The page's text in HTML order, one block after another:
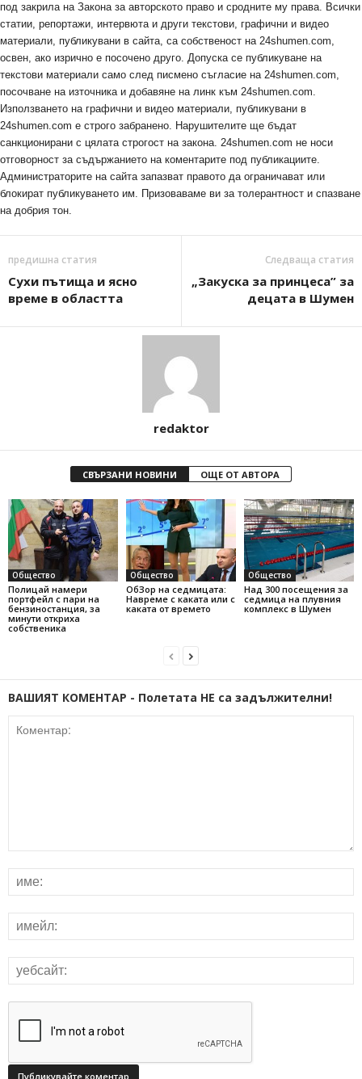
под закрила на Закона за авторското право и сродните му права. Всички
статии, репортажи, интервюта и други текстови, графични и видео
материали, публикувани в сайта, са собственост на 24shumen.com,
освен, ако изрично е посочено друго. Допуска се публикуване на
текстови материали само след писмено съгласие на 24shumen.com,
посочване на източника и добавяне на линк към 24shumen.com.
Използването на графични и видео материали, публикувани в
24shumen.com е строго забранено. Нарушителите ще бъдат
санкционирани с цялата строгост на закона. 24shumen.com не носи
отговорност за съдържанието на коментарите под публикациите.
Администраторите на сайта запазват правото да ограничават или
блокират публикуването им. Призоваваме ви за толерантност и спазване
на добрия тон.
предишна статия
Сухи пътища и ясно
време в областта
Следваща статия
„Закуска за принцеса” за
децата в Шумен
redaktor
СВЪРЗАНИ НОВИНИ ОЩЕ ОТ АВТОРА
Общество
Полицай намери
портфейл с пари на
бензиностанция, за
минути откриха
собственика
Общество
ОбЗор на седмицата:
Навреме с каката или с
каката от времето
Общество
Над 300 посещения за
седмица на плувния
комплекс в Шумен
ВАШИЯТ КОМЕНТАР - Полетата НЕ са задължителни!